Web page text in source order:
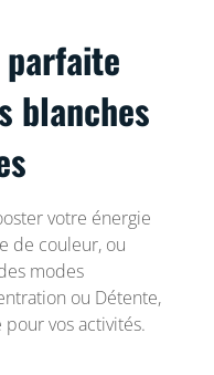
parfaite
blanches
votre énergie
de couleur, ou
modes
ou Détente,
vos activités.